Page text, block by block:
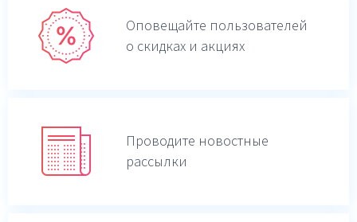
Оповещайте пользователей
о скидках и акциях
Проводите новостные
рассылки